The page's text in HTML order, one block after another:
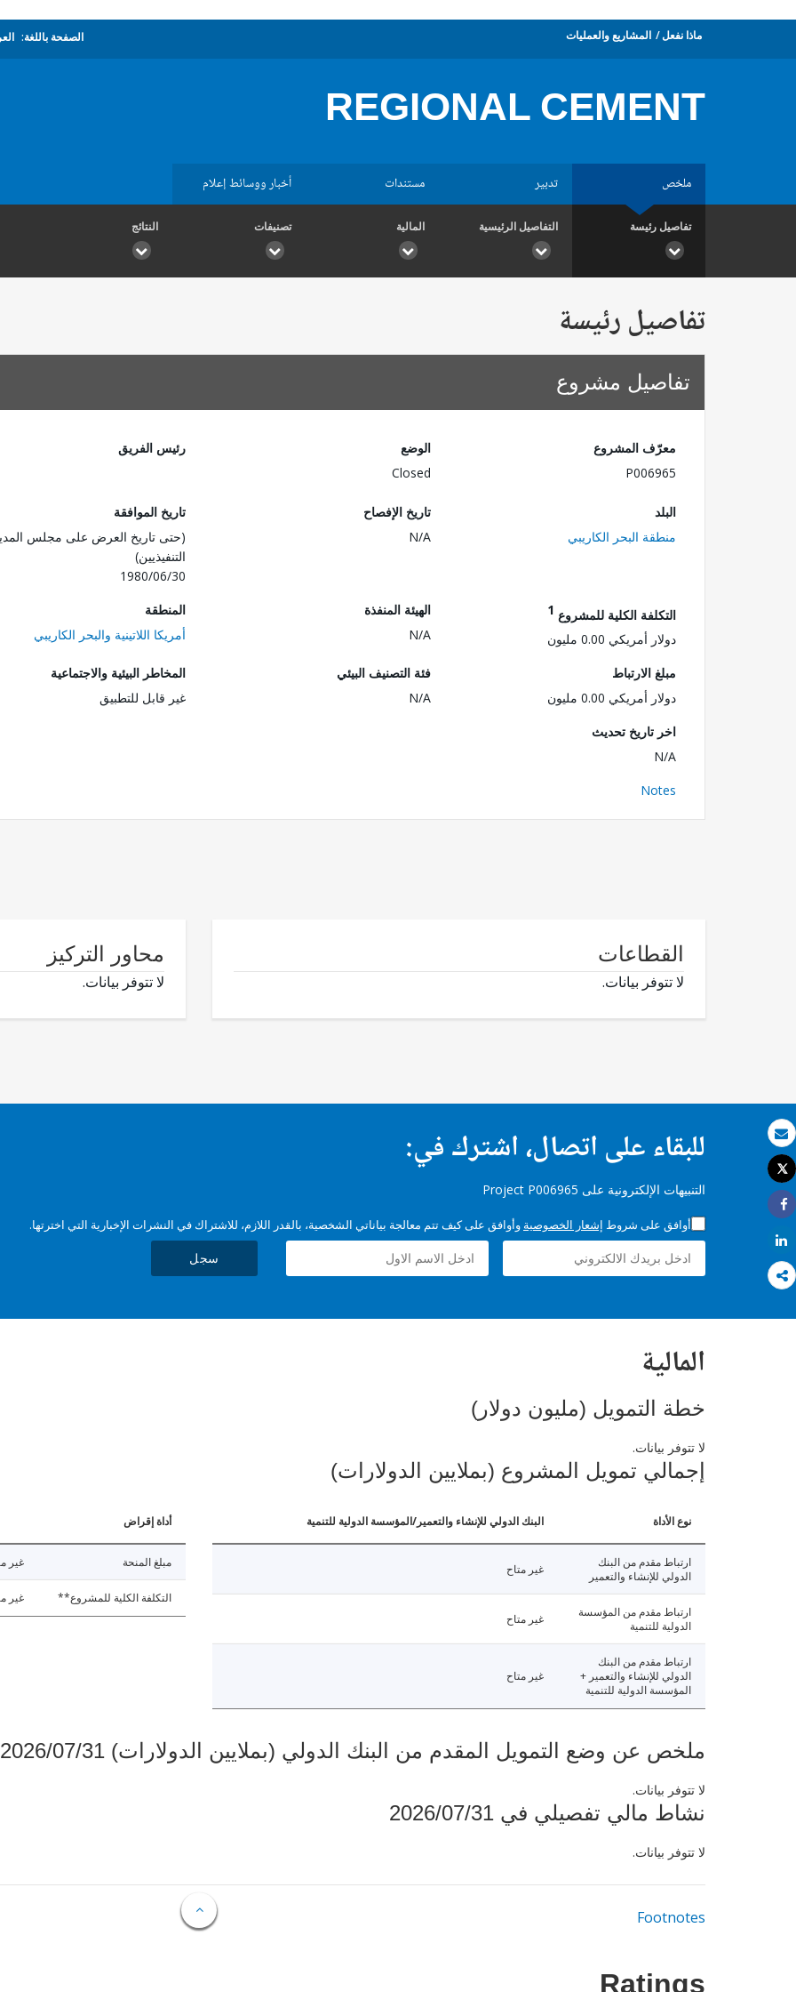
بريد الكتروني
طباعة
Tweet
Share
Share
ماذا نفعل المشاريع والعمليات الصفحة باللغة:
REGIONAL CEMENT
ملخص تدبير مستندات أخبار ووسائط إعلام
تفاصيل رئيسة التفاصيل الرئيسية المالية تصنيفات النتائج
تفاصيل رئيسة
تفاصيل مشروع
معرّف المشروع
P006965
الوضع
Closed
رئيس الفريق
البلد
منطقة البحر الكاريبي
تاريخ الإفصاح
N/A
تاريخ الموافقة
(حتى تاريخ العرض على مجلس
التنفيذيين)
1980/06/30
التكلفة الكلية للمشروع 1
دولار أمريكي 0.00 مليون
الهيئة المنفذة
N/A
المنطقة
أمريكا اللاتينية والبحر الكاريبي
مبلغ الارتباط
دولار أمريكي 0.00 مليون
فئة التصنيف البيئي
N/A
المخاطر البيئية والاجتماعية
غير قابل للتطبيق
اخر تاريخ تحديث
N/A
Notes
القطاعات
لا تتوفر بيانات.
محاور التركيز
لا تتوفر بيانات.
للبقاء على اتصال، اشترك في:
التنبيهات الإلكترونية على Project P006965
أوافق على شروط إشعار الخصوصية وأوافق على كيف تتم معالجة بياناتي الشخصية، بالقدر اللازم، للاشتراك في النشرات الإخبارية التي اخترتها.
سجل
المالية
خطة التمويل (مليون دولار)
لا تتوفر بيانات.
إجمالي تمويل المشروع (بملايين الدولارات)
نوع الأداة البنك الدولي للإنشاء والتعمير/المؤسسة الدولية للتنمية
ارتباط مقدم من البنك
الدولي للإنشاء والتعمير
غير متاح
ارتباط مقدم من المؤسسة
الدولية للتنمية
غير متاح
ارتباط مقدم من البنك
الدولي للإنشاء والتعمير +
المؤسسة الدولية للتنمية
غير متاح
أداة إقراض
مبلغ المنحة غير
التكلفة الكلية للمشروع** غير
ملخص عن وضع التمويل المقدم من البنك الدولي (بملايين الدولارات) 2026/07/31
لا تتوفر بيانات.
نشاط مالي تفصيلي في 2026/07/31
لا تتوفر بيانات.
Footnotes